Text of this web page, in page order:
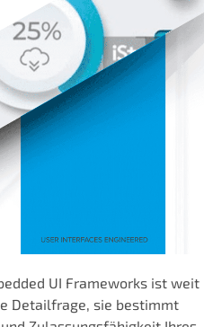
UI Frameworks ist weit
Detailfrage, sie bestimmt